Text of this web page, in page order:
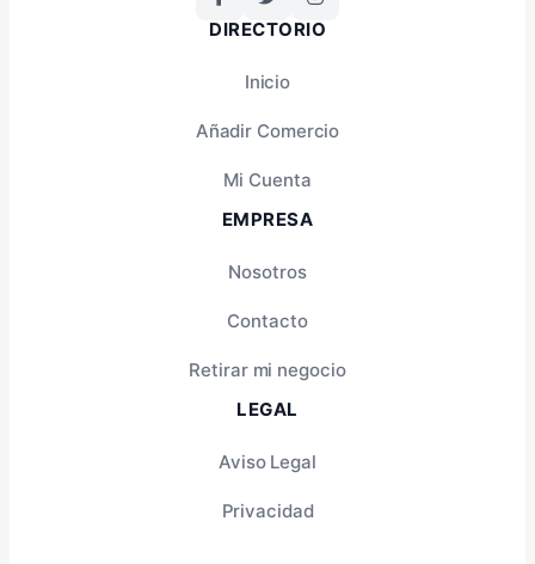
DIRECTORIO
Inicio
Añadir Comercio
Mi Cuenta
EMPRESA
Nosotros
Contacto
Retirar mi negocio
LEGAL
Aviso Legal
Privacidad